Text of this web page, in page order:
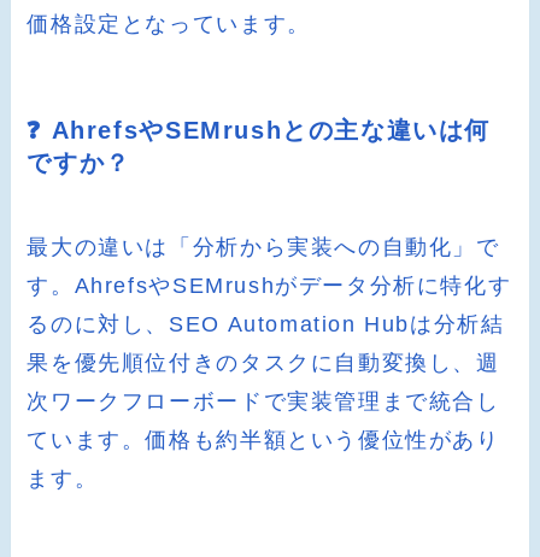
価格設定となっています。
❓ AhrefsやSEMrushとの主な違いは何
ですか？
最大の違いは「分析から実装への自動化」で
す。AhrefsやSEMrushがデータ分析に特化す
るのに対し、SEO Automation Hubは分析結
果を優先順位付きのタスクに自動変換し、週
次ワークフローボードで実装管理まで統合し
ています。価格も約半額という優位性があり
ます。